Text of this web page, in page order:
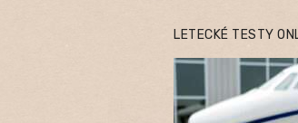
LETECKÉ TESTY